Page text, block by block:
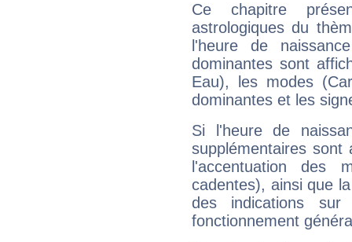
Ce chapitre
astrologiques du
l'heure de
dominantes sont
Eau), les modes
dominantes et les
Si l'heure de
supplémentaires sont
l'accentuation des
cadentes), ainsi que
des indications sur
fonctionnement